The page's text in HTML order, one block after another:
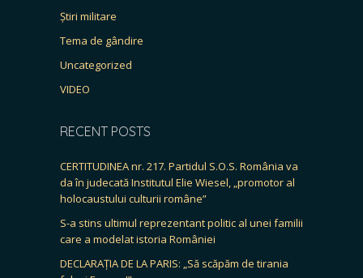
Știri militare
Tema de gândire
Uncategorized
VIDEO
RECENT POSTS
CERTITUDINEA nr. 217. Partidul S.O.S. România va
da în judecată Institutul Elie Wiesel, „promotor al
holocaustului culturii române”
S-a stins ultimul reprezentant politic al unei familii
care a modelat istoria României
DECLARAȚIA DE LA PARIS: „Să scăpăm de tirania